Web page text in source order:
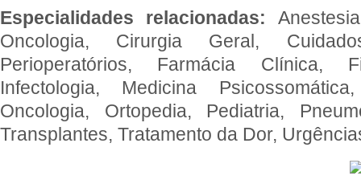
Especialidades relacionadas:
Oncologia, Cirurgia Geral,
Perioperatórios, Farmácia Clínica,
Infectologia, Medicina
Oncologia, Ortopedia, Pediatria,
Transplantes, Tratamento da Dor,